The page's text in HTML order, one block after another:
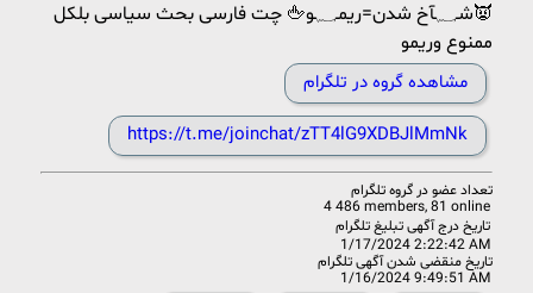
👿شـ؁ـآخ شدن=ریمـ؁ـو🖕 چت فارسی بحث سیاسی بلکل
ممنوع وریمو
مشاهده گروه در تلگرام
https://t.me/joinchat/zTT4lG9XDBJlMmNk
تعداد عضو در گروه تلگرام
4 486 members, 81 online
تاریخ درج آگهی تبلیغ تلگرام
1/17/2024 2:22:42 AM
تاریخ منقضی شدن آگهی تلگرام
1/16/2024 9:49:51 AM